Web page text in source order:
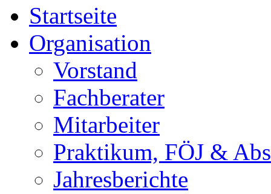
Startseite
Organisation
Vorstand
Fachberater
Mitarbeiter
Praktikum, FÖJ &
Jahresberichte